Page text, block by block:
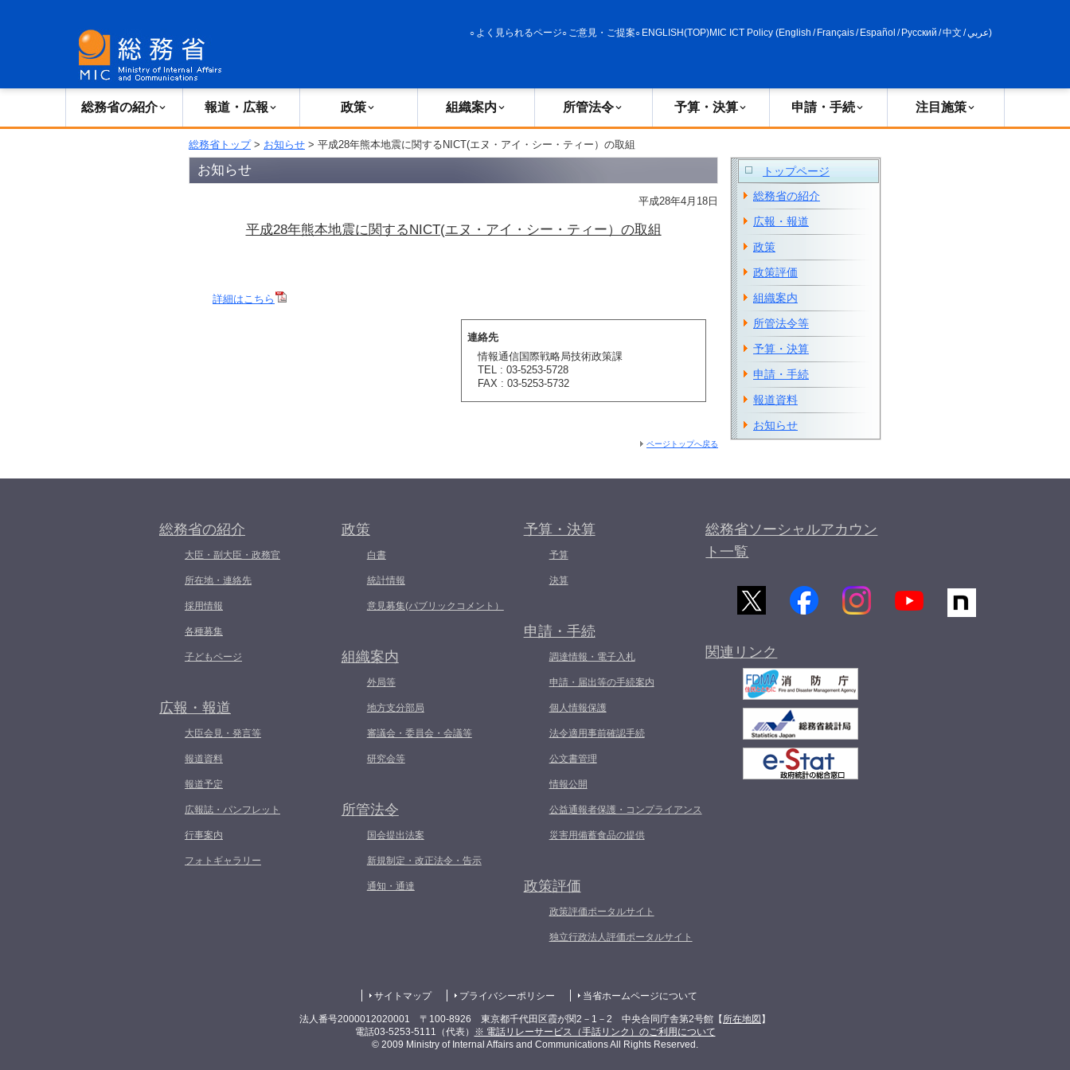
よく見られるページ ご意見・ご提案 ENGLISH(TOP)MIC ICT Policy (English / Français/ Español / Русский /中文 /عربي)
総務省の紹介 報道・広報 政策 組織案内 所管法令 予算・決算 申請・手続 注目施策
総務省トップ> お知らせ > 平成28年熊本地震に関するNICT(エヌ・アイ・シー・ティー）の取組
お知らせ
平成28年4月18日
平成28年熊本地震に関するNICT(エヌ・アイ・シー・ティー）の取組
詳細はこちら
連絡先
情報通信国際戦略局技術政策課
TEL : 03-5253-5728
FAX : 03-5253-5732
ページトップへ戻る
トップページ
総務省の紹介
広報・報道
政策
政策評価
組織案内
所管法令等
予算・決算
申請・手続
報道資料
お知らせ
総務省の紹介
大臣・副大臣・政務官
所在地・連絡先
採用情報
各種募集
子どもページ
広報・報道
大臣会見・発言等
報道資料
報道予定
広報誌・パンフレット
行事案内
フォトギャラリー
政策
白書
統計情報
意見募集(パブリックコメント）
組織案内
外局等
地方支分部局
審議会・委員会・会議等
研究会等
所管法令
国会提出法案
新規制定・改正法令・告示
通知・通達
予算・決算
予算
決算
申請・手続
調達情報・電子入札
申請・届出等の手続案内
個人情報保護
法令適用事前確認手続
公文書管理
情報公開
公益通報者保護・コンプライアンス
災害用備蓄食品の提供
政策評価
政策評価ポータルサイト
独立行政法人評価ポータルサイト
総務省ソーシャルアカウン
ト一覧
関連リンク
サイトマップ プライバシーポリシー 当省ホームページについて
法人番号2000012020001 〒100-8926 東京都千代田区霞が関2－1－2 中央合同庁舎第2号館【 所在地図 】
電話03-5253-5111（代表）
※ 電話リレーサービス（手話リンク）のご利用について
© 2009 Ministry of Internal Affairs and Communications All Rights Reserved.